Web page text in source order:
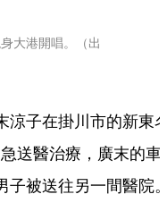
大港開唱。（出
涼子在掛川市的新東
送醫治療，廣末的車
子被送往另一間醫院